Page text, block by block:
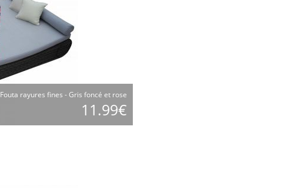
Fouta rayures fines - Gris foncé et rose
11.99€